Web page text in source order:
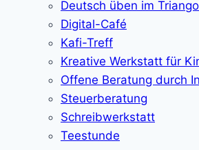
Deutsch üben im
Digital-Café
Kafi-Treff
Kreative Werkstatt für
Offene Beratung durch
Steuerberatung
Schreibwerkstatt
Teestunde